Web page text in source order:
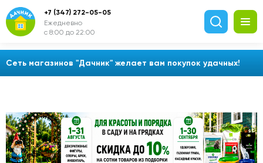
Сеть магазинов "Дачник" желает вам покупок удачных!
+7 (347) 272-05-05
Ежедневно
с 8:00 до 22:00